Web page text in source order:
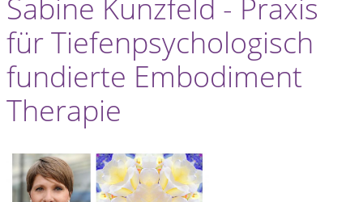
Sabine Kunzfeld - Praxis
für Tiefenpsychologisch
fundierte Embodiment
Therapie